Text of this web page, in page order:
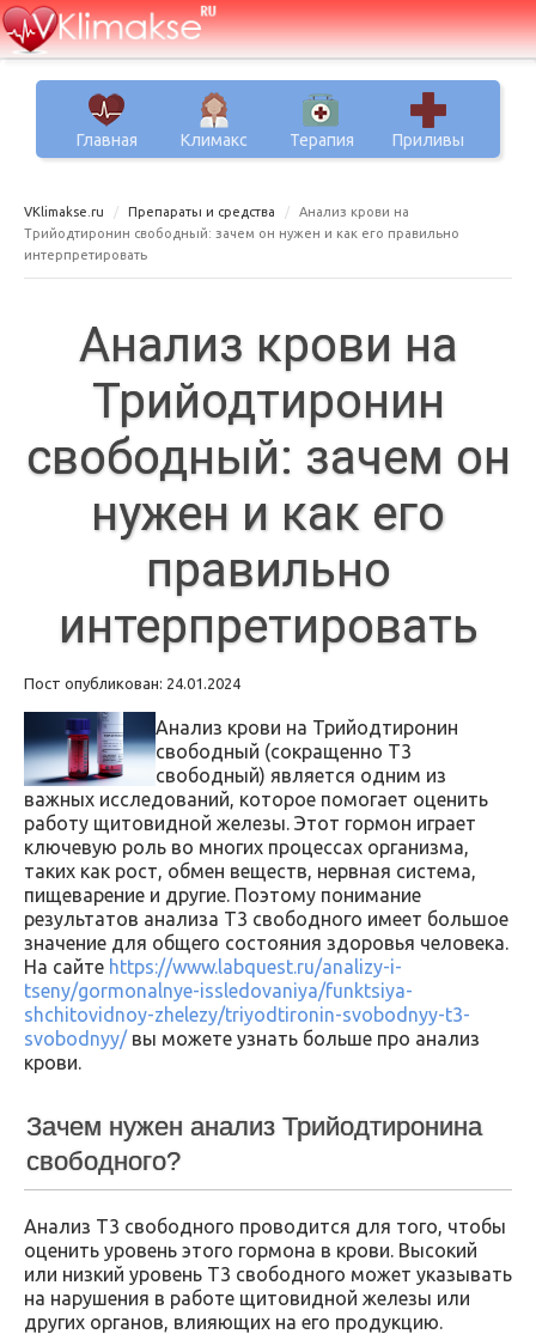
Главная Климакс Терапия Приливы
VKlimakse.ru Препараты и средства
Анализ крови на
Трийодтиронин свободный: зачем он нужен и как его правильно
интерпретировать
Анализ крови на
Трийодтиронин
свободный: зачем он
нужен и как его
правильно
интерпретировать
Пост опубликован: 24.01.2024
Анализ крови на Трийодтиронин
свободный (сокращенно Т3
свободный) является одним из
важных исследований, которое помогает оценить
работу щитовидной железы. Этот гормон играет
ключевую роль во многих процессах организма,
таких как рост, обмен веществ, нервная система,
пищеварение и другие. Поэтому понимание
результатов анализа Т3 свободного имеет большое
значение для общего состояния здоровья человека.
На сайте https://www.labquest.ru/analizy-i-
tseny/gormonalnye-issledovaniya/funktsiya-
shchitovidnoy-zhelezy/triyodtironin-svobodnyy-t3-
svobodnyy/вы можете узнать больше про анализ
крови.
Зачем нужен анализ Трийодтиронина
свободного?
Анализ Т3 свободного проводится для того, чтобы
оценить уровень этого гормона в крови. Высокий
или низкий уровень Т3 свободного может указывать
на нарушения в работе щитовидной железы или
других органов, влияющих на его продукцию.